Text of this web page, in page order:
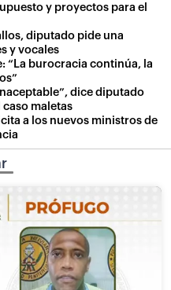
y proyectos para el
diputado pide una
y vocales
“La burocracia continúa, la
dice diputado
maletas
a los nuevos ministros de